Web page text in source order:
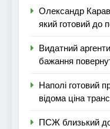
Олександр
який готовий до
Видатний
бажання
Наполі готовий
відома ціна
ПСЖ близький до